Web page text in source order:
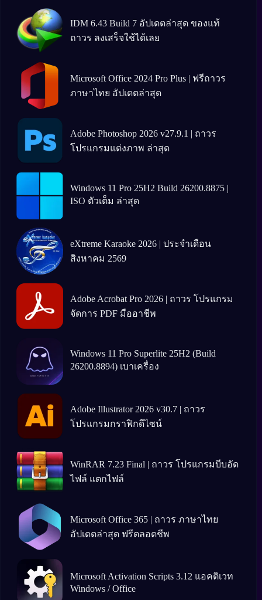
IDM 6.43 Build 7 อัปเดตล่าสุด ของแท้
ถาวร ลงเสร็จใช้ได้เลย
Microsoft Office 2024 Pro Plus | ฟรีถาวร
ภาษาไทย อัปเดตล่าสุด
Adobe Photoshop 2026 v27.9.1 | ถาวร
โปรแกรมแต่งภาพ ล่าสุด
Windows 11 Pro 25H2 Build 26200.8875 |
ISO ตัวเต็ม ล่าสุด
eXtreme Karaoke 2026 | ประจำเดือน
สิงหาคม 2569
Adobe Acrobat Pro 2026 | ถาวร โปรแกรม
จัดการ PDF มืออาชีพ
Windows 11 Pro Superlite 25H2 (Build
26200.8894) เบาเครื่อง
Adobe Illustrator 2026 v30.7 | ถาวร
โปรแกรมกราฟิกดีไซน์
WinRAR 7.23 Final | ถาวร โปรแกรมบีบอัด
ไฟล์ แตกไฟล์
Microsoft Office 365 | ถาวร ภาษาไทย
อัปเดตล่าสุด ฟรีตลอดชีพ
Microsoft Activation Scripts 3.12 แอคติเวท
Windows / Office